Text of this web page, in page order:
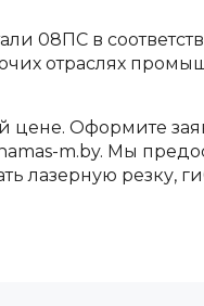
08ПС в
отраслях
Оформите
m.by. Мы
лазерную резку,